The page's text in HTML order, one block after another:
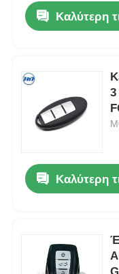
Σχετικά με εμάς
Ποιοτικός έλεγχος
Νέα
Αυτόματα κλειδιά
Καλύτερη
3
Καλύτερη